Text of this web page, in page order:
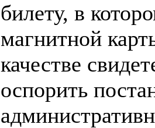
билету, в
магнитной
качестве
оспорить